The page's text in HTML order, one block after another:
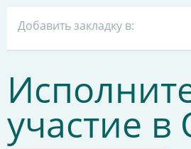
Добавить закладку в:
участие